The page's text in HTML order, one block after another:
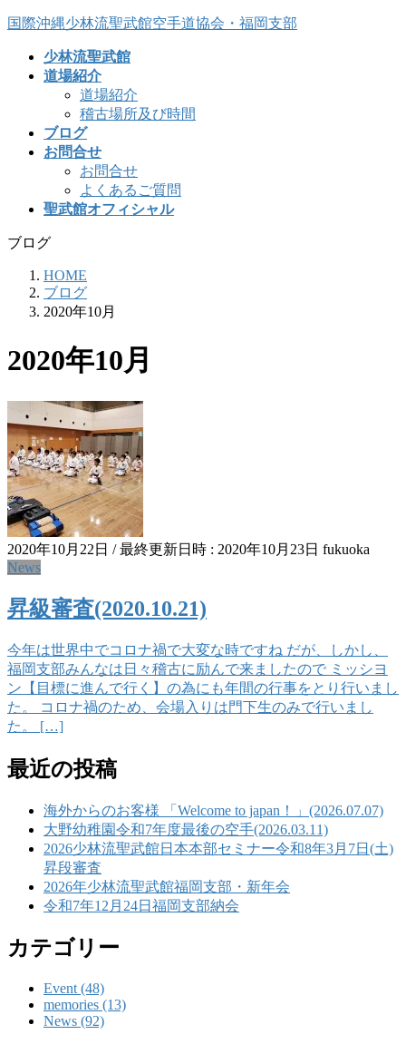
コ
ナ
国際沖縄少林流聖武館空手道協会・福岡支部
少林流聖武館
道場紹介
道場紹介
稽古場所及び時間
ブログ
お問合せ
お問合せ
よくあるご質問
聖武館オフィシャル
ブログ
HOME
ブログ
2020年10月
2020年10月
2020年10月22日 / 最終更新日時 : 2020年10月23日 fukuoka
News
昇級審査(2020.10.21)
今年は世界中でコロナ禍で大変な時ですね だが、しかし、
福岡支部みんなは日々稽古に励んで来ましたので ミッシヨ
ン【目標に進んで行く】の為にも年間の行事をとり行いまし
た。 コロナ禍のため、会場入りは門下生のみで行いまし
た。 […]
最近の投稿
海外からのお客様 「Welcome to japan！」(2026.07.07)
大野幼稚園令和7年度最後の空手(2026.03.11)
2026少林流聖武館日本本部セミナー令和8年3月7日(土)
昇段審査
2026年少林流聖武館福岡支部・新年会
令和7年12月24日福岡支部納会
カテゴリー
Event (48)
memories (13)
News (92)